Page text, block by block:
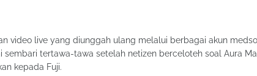
video live yang diunggah ulang melalui berbagai akun
sembari tertawa-tawa setelah netizen berceloteh soal Aura
kepada Fuji.